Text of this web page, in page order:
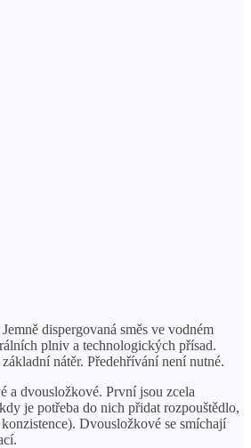
dispergovaná směs ve vodném
plniv a technologických přísad.
nátěr. Předehřívání není nutné.
a dvousložkové. První jsou zcela
je potřeba do nich přidat rozpouštědlo,
Dvousložkové se smíchají